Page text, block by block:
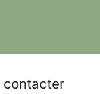
contacter